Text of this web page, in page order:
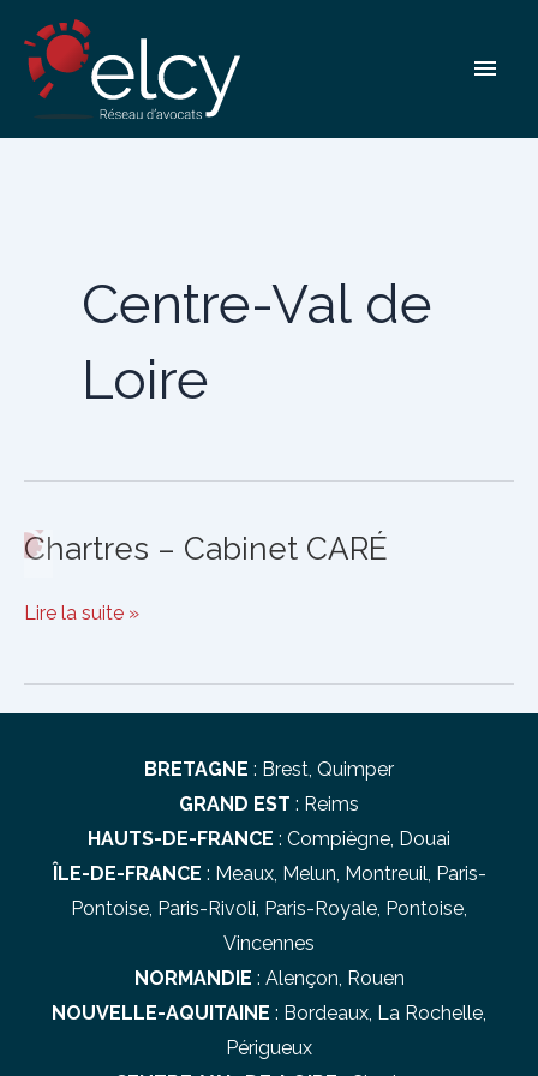
contenu
Centre-Val de
Loire
Chartres – Cabinet CARÉ
Chartres
Lire la suite »
BRETAGNE : Brest, Quimper
GRAND EST : Reims
HAUTS-DE-FRANCE : Compiègne, Douai
ÎLE-DE-FRANCE : Meaux, Melun, Montreuil, Paris-
Pontoise, Paris-Rivoli, Paris-Royale, Pontoise,
Vincennes
NORMANDIE : Alençon, Rouen
NOUVELLE-AQUITAINE : Bordeaux, La Rochelle,
Périgueux